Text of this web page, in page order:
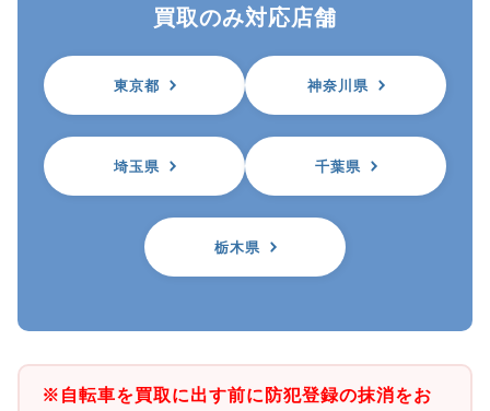
買取のみ対応店舗
東京都 神奈川県
埼玉県 千葉県
栃木県
※自転車を買取に出す前に防犯登録の抹消をお